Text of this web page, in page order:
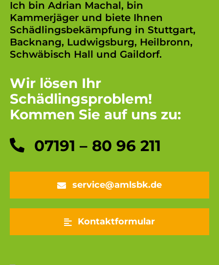
Ich bin Adrian Machal, bin
Kammerjägerund biete Ihnen
Schädlingsbekämpfung in Stuttgart,
Backnang, Ludwigsburg, Heilbronn,
Schwäbisch Hall und Gaildorf.
Wir lösen Ihr
Schädlingsproblem!
Kommen Sie auf uns zu:
07191 – 80 96 211
service@amlsbk.de
Kontaktformular